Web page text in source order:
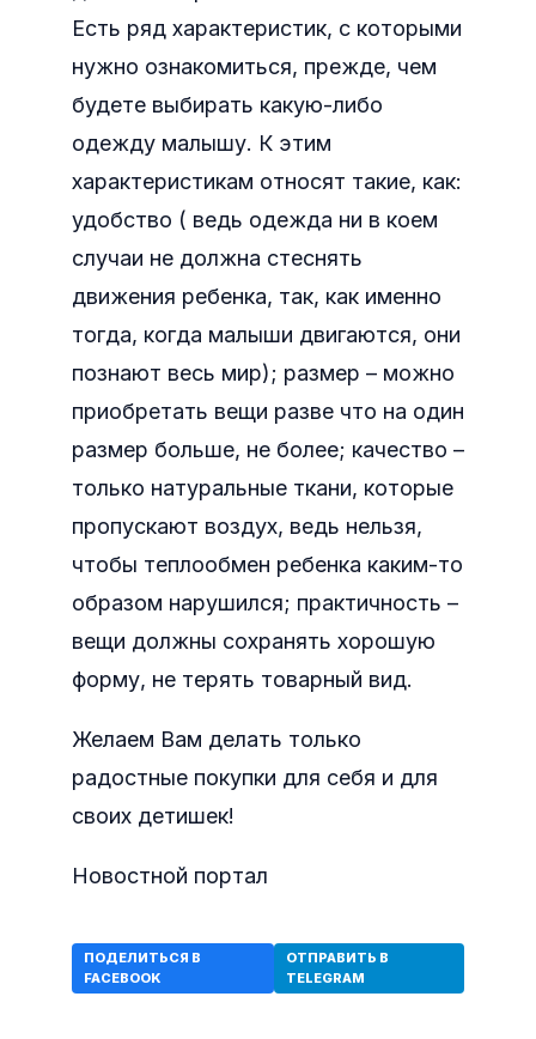
Есть ряд характеристик, с которыми
нужно ознакомиться, прежде, чем
будете выбирать какую-либо
одежду малышу. К этим
характеристикам относят такие, как:
удобство ( ведь одежда ни в коем
случаи не должна стеснять
движения ребенка, так, как именно
тогда, когда малыши двигаются, они
познают весь мир); размер – можно
приобретать вещи разве что на один
размер больше, не более; качество –
только натуральные ткани, которые
пропускают воздух, ведь нельзя,
чтобы теплообмен ребенка каким-то
образом нарушился; практичность –
вещи должны сохранять хорошую
форму, не терять товарный вид.
Желаем Вам делать только
радостные покупки для себя и для
своих детишек!
Новостной портал
ПОДЕЛИТЬСЯ В
FACEBOOK
ОТПРАВИТЬ В
TELEGRAM